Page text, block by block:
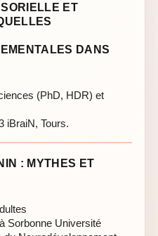
ET
DANS
(PhD, HDR) et
iBraiN, Tours.
: MYTHES ET
Sorbonne Université